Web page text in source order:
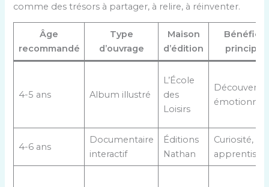
comme des trésors à partager, à relire, à réinventer.
Âge
recommandé
Type
d’ouvrage
Maison
d’édition
Bénéfice
principal
4-5 ans Album illustré
L’École
des
Loisirs
Découverte
4-6 ans
Documentaire
interactif
Éditions
Nathan
Curiosité,